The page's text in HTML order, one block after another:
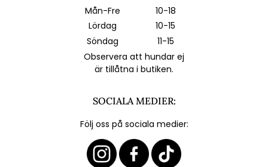
Mån-Fre
10-18
Lördag
10-15
Söndag
11-15
Observera att hundar ej
är tillåtna i butiken.
SOCIALA MEDIER:
Följ oss på sociala medier: